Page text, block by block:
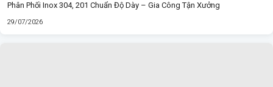
Phân Phối Inox 304, 201 Chuẩn Độ Dày – Gia Công Tận Xưởng
29/07/2026